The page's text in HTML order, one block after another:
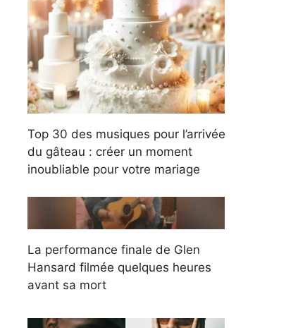
Top 30 des musiques pour l’arrivée
du gâteau : créer un moment
inoubliable pour votre mariage
La performance finale de Glen
Hansard filmée quelques heures
avant sa mort